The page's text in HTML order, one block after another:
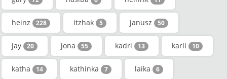
heinz 228 itzhak 5 janusz 50
jay 20 jona 55 kadri 13 karli 10
katha 14 kathinka 7 laika 6